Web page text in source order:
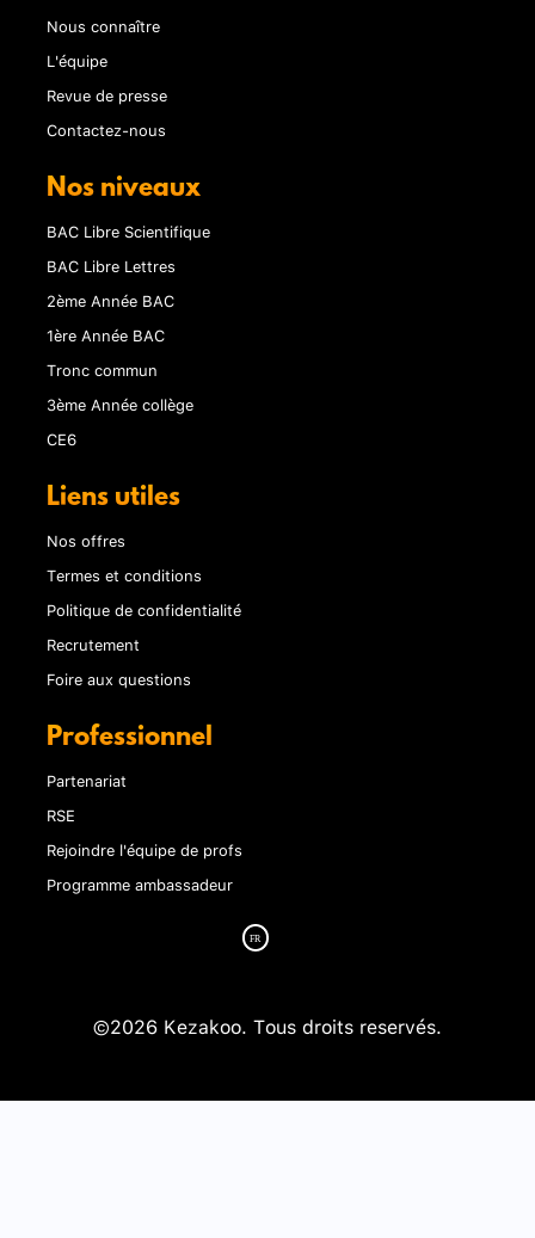
Nous connaître
L'équipe
Revue de presse
Contactez-nous
Nos niveaux
BAC Libre Scientifique
BAC Libre Lettres
2ème Année BAC
1ère Année BAC
Tronc commun
3ème Année collège
CE6
Liens utiles
Nos offres
Termes et conditions
Politique de confidentialité
Recrutement
Foire aux questions
Professionnel
Partenariat
RSE
Rejoindre l'équipe de profs
Programme ambassadeur
©2026 Kezakoo. Tous droits reservés.